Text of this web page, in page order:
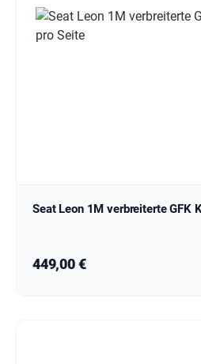
Seat Leon 1M verbreiterte GFK
Regulärer Preis:
449,00 €